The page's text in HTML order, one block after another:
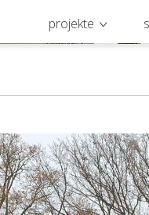
projekte